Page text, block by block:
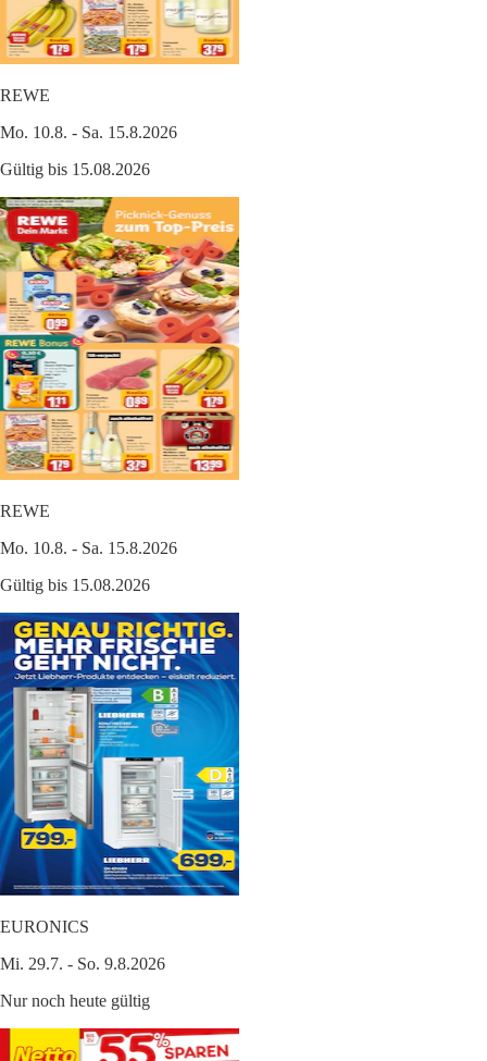
REWE
Mo. 10.8. - Sa. 15.8.2026
Gültig bis 15.08.2026
REWE
Mo. 10.8. - Sa. 15.8.2026
Gültig bis 15.08.2026
EURONICS
Mi. 29.7. - So. 9.8.2026
Nur noch heute gültig